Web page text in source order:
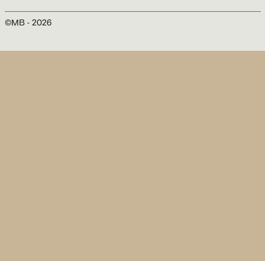
ACT architecture design
©MB - 2026